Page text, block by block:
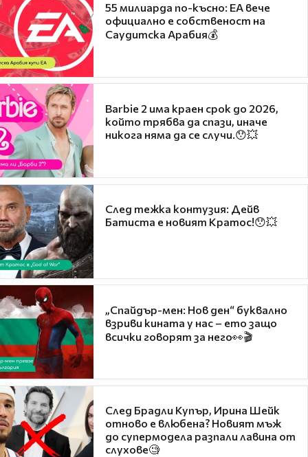
55 милиарда по-късно: EA вече
официално е собственост на
Саудитска Арабия💰
Barbie 2 има краен срок до 2026,
който трябва да спази, иначе
никога няма да се случи.😯💥
След тежка контузия: Дейв
Батиста е новият Кратос!😯💥
„Спайдър-мен: Нов ден“ буквално
взриви кината у нас – ето защо
всички говорят за него👀🎬
След Брадли Купър, Ирина Шейк
отново е влюбена? Новият мъж
до супермодела разпали лавина от
слухове🧐